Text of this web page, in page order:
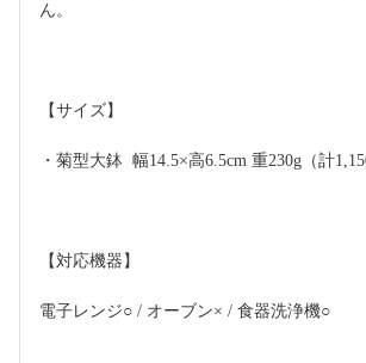
ん。
【サイズ】
・菊型大鉢  幅14.5×高6.5cm 重230g（計
【対応機器】
電子レンジ○ / オーブン× / 食器洗浄機○